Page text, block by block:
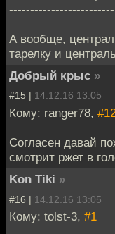
-------------------------
А вообще,
тарелку и
Добрый крыс »
#15 | 14.12.16 13:05
Кому: ranger78,
Согласен давай
смотрит ржет в
Kon Tiki »
#16 | 14.12.16 13:05
Кому: tolst-3, #1